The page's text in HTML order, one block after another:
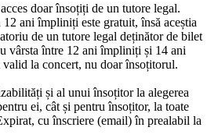
doar însoțiți de un tutore legal.
ani împliniți este gratuit, însă aceștia
de un tutore legal deținător de bilet
vârsta între 12 ani împliniți și 14 ani
la concert, nu doar însoțitorul.
și al unui însoțitor la alegerea
ei, cât și pentru însoțitor, la toate
cu înscriere (email) în prealabil la